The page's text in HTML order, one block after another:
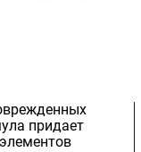
придает